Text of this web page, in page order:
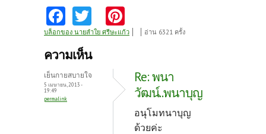
Fa
ce
b
o
o
k
w
itt
nt
es
t
บล็อกของ นายลำใย ศรีษะแก้ว อ่าน 6321 ครั้ง
ความเห็น
เย็นกายสบายใจ
5 เมษายน, 2013 -
19:49
permalink
Re: พนา
วัฒน์..พนาบุญ
อนุโมทนาบุญ
ด้วยค่ะ